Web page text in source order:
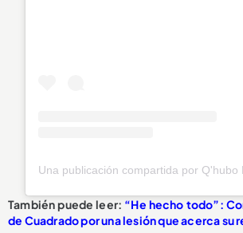
También puede leer: “He hecho todo”:
de Cuadrado por una lesión que acerca su